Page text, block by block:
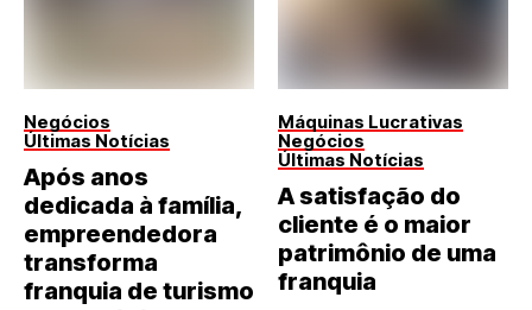
Negócios
Últimas Notícias
Após anos
dedicada à família,
empreendedora
transforma
franquia de turismo
Máquinas Lucrativas
Negócios
Últimas Notícias
A satisfação do
cliente é o maior
patrimônio de uma
franquia